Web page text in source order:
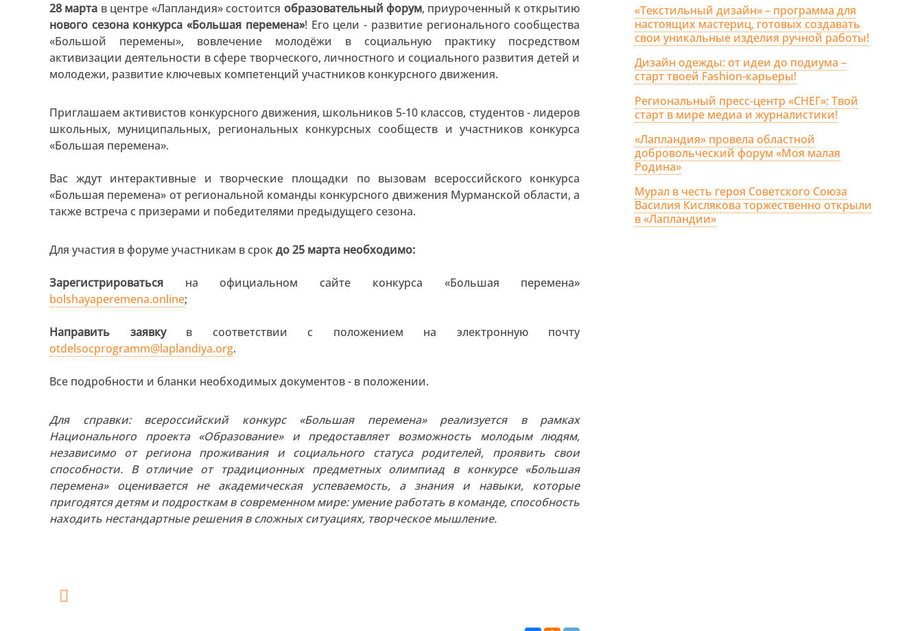
28 марта в центре «Лапландия» состоится образовательный форум, приуроченный к открытию
нового сезона конкурса «Большая перемена»! Его цели - развитие регионального сообщества
«Большой перемены», вовлечение молодёжи в социальную практику посредством
активизации деятельности в сфере творческого, личностного и социального развития детей и
молодежи, развитие ключевых компетенций участников конкурсного движения.
Приглашаем активистов конкурсного движения, школьников 5-10 классов, студентов - лидеров
школьных, муниципальных, региональных конкурсных сообществ и участников конкурса
«Большая перемена».
Вас ждут интерактивные и творческие площадки по вызовам всероссийского конкурса
«Большая перемена» от региональной команды конкурсного движения Мурманской области, а
также встреча с призерами и победителями предыдущего сезона.
Для участия в форуме участникам в срокдо 25 марта необходимо:
Зарегистрироваться на официальном сайте конкурса «Большая перемена»
bolshayaperemena.online;
Направить заявкув соответствии с положением на электронную почту
otdelsocprogramm@laplandiya.org.
Все подробности и бланки необходимых документов - в положении.
Для справки: всероссийский конкурс «Большая перемена» реализуется в рамках
Национального проекта «Образование» и предоставляет возможность молодым людям,
независимо от региона проживания и социального статуса родителей, проявить свои
способности. В отличие от традиционных предметных олимпиад в конкурсе «Большая
перемена» оценивается не академическая успеваемость, а знания и навыки, которые
пригодятся детям и подросткам в современном мире: умение работать в команде, способность
находить нестандартные решения в сложных ситуациях, творческое мышление.
«Текстильный дизайн» – программа для
настоящих мастериц, готовых создавать
свои уникальные изделия ручной работы!
Дизайн одежды: от идеи до подиума –
старт твоей Fashion-карьеры!
Региональный пресс-центр «СНЕГ»: Твой
старт в мире медиа и журналистики!
«Лапландия» провела областной
добровольческий форум «Моя малая
Родина»
Мурал в честь героя Советского Союза
Василия Кислякова торжественно открыли
в «Лапландии»